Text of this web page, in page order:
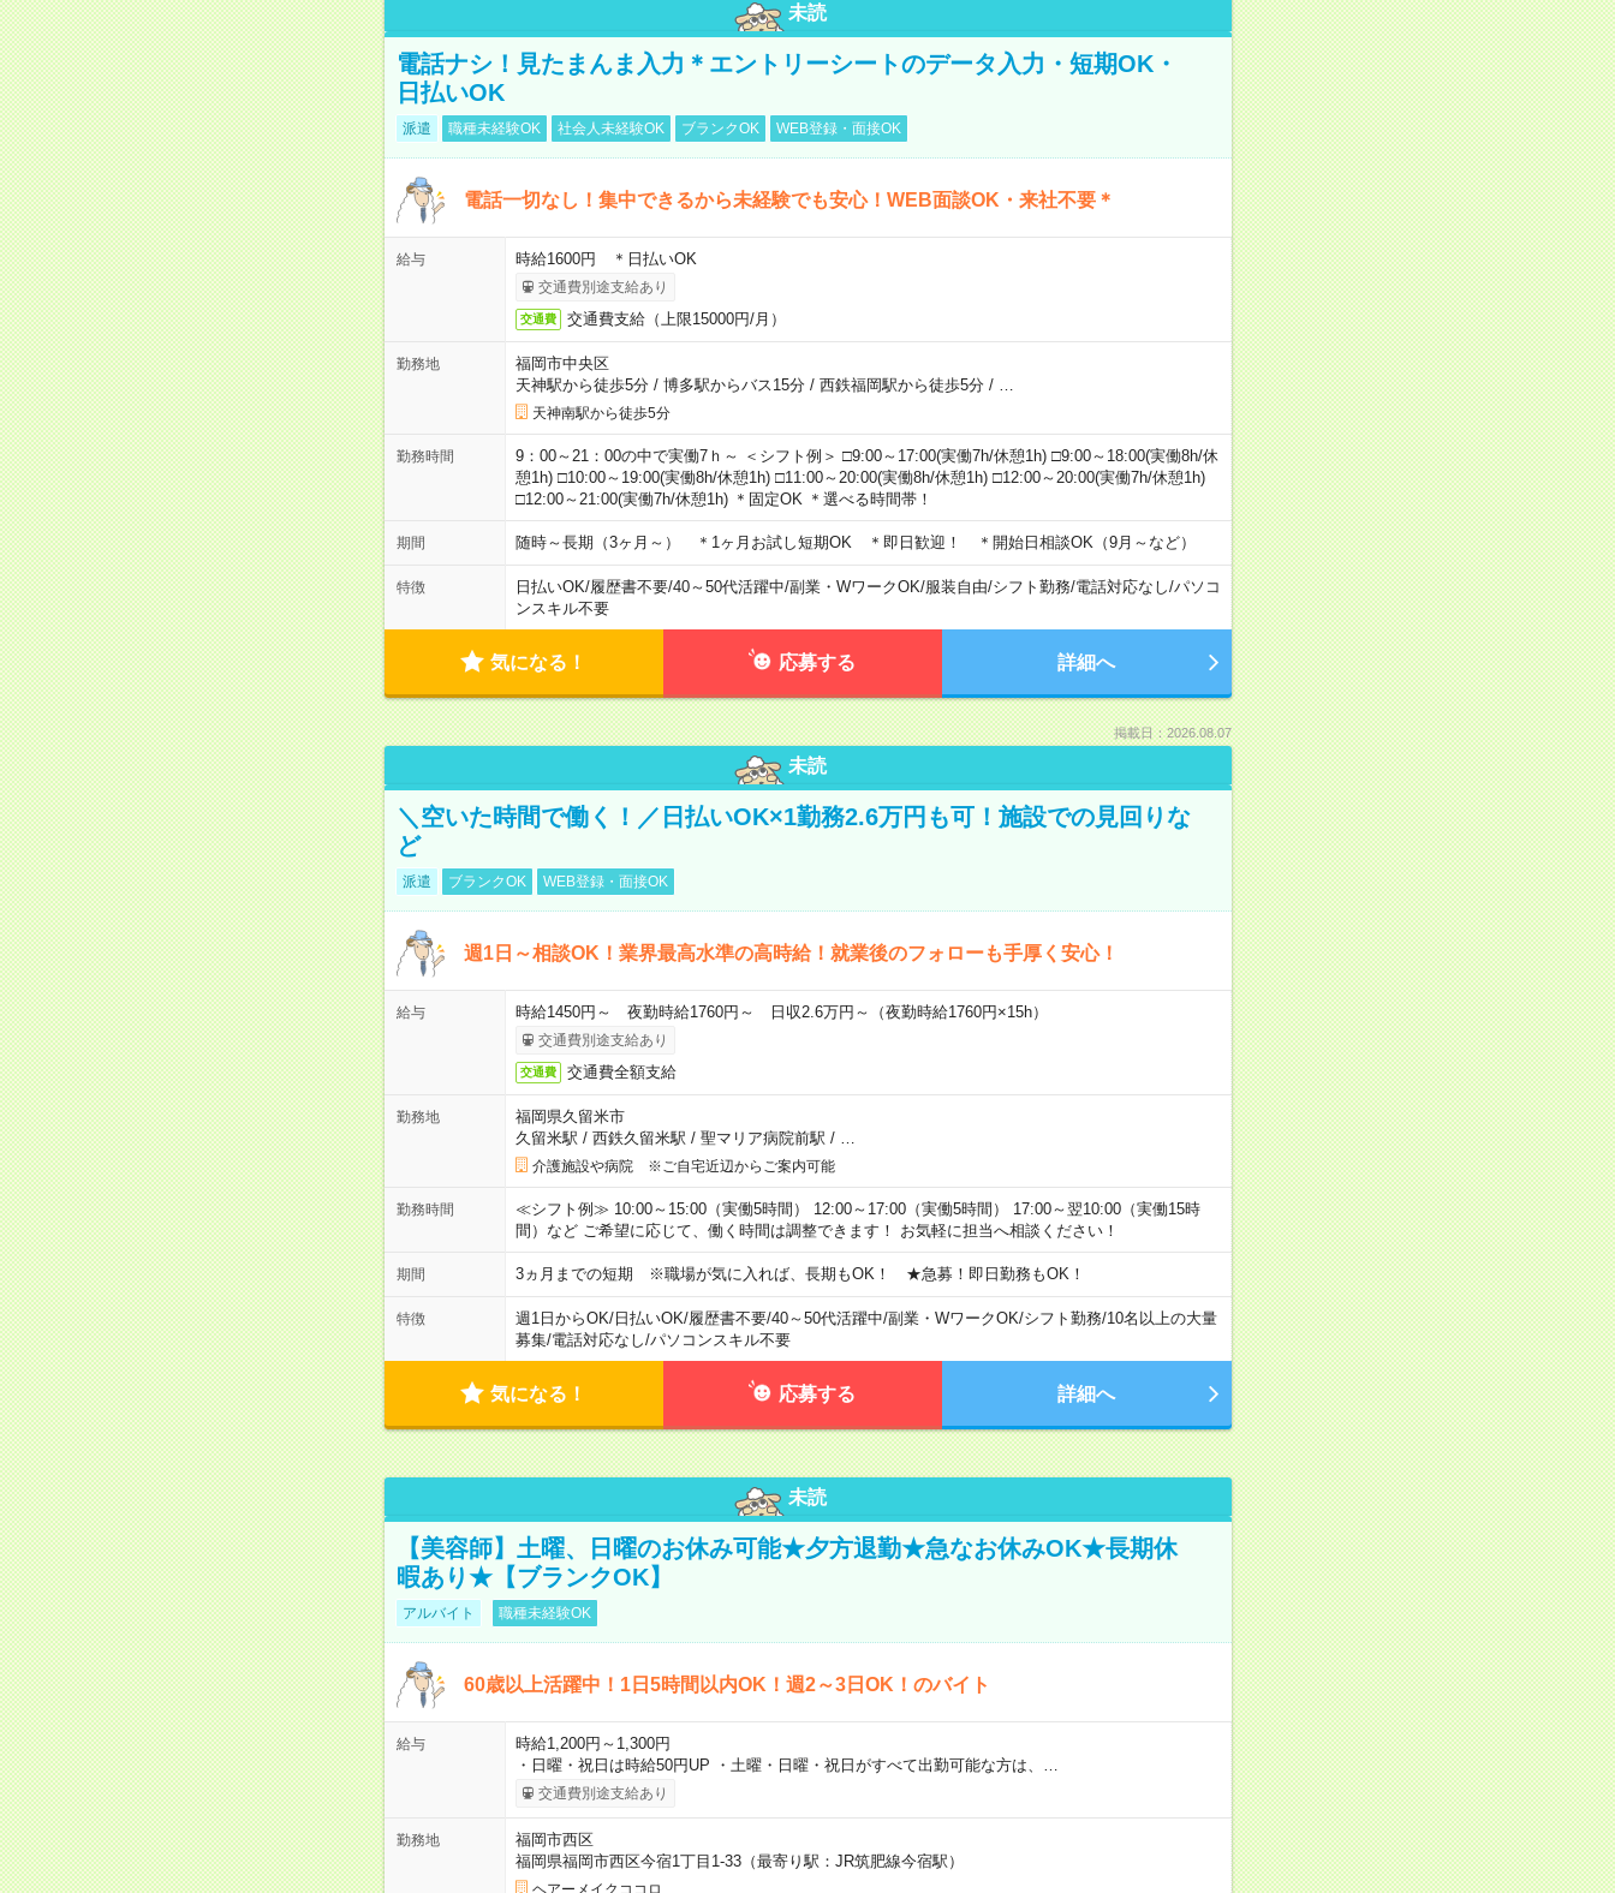
未読
電話ナシ！見たまんま入力＊エントリーシートのデータ入力・短期OK・
日払いOK
派遣 職種未経験OK 社会人未経験OK ブランクOK WEB登録・面接OK
電話一切なし！集中できるから未経験でも安心！WEB面談OK・来社不要＊
給与 時給1600円 ＊日払いOK
交通費別途支給あり
交通費 交通費支給（上限15000円/月）
勤務地
福岡市中央区
天神駅から徒歩5分/ 博多駅からバス15分/ 西鉄福岡駅から徒歩5分/
天神南駅から徒歩5分
勤務時間
9：00～21：00の中で実働7ｈ～ ＜シフト例＞ □9:00～17:00(実働7h/休憩1h) □9:00～18:00(実働8h/休
憩1h) □10:00～19:00(実働8h/休憩1h) □11:00～20:00(実働8h/休憩1h) □12:00～20:00(実働7h/休憩1h)
□12:00～21:00(実働7h/休憩1h) ＊固定OK ＊選べる時間帯！
期間 随時～長期（3ヶ月～） ＊1ヶ月お試し短期OK ＊即日歓迎！ ＊開始日相談OK（9月～など）
特徴 日払いOK/履歴書不要/40～50代活躍中/副業・WワークOK/服装自由/シフト勤務/電話対応なし/パソコ
ンスキル不要
気になる！ 応募する 詳細へ
掲載日：2026.08.07
未読
＼空いた時間で働く！／日払いOK×1勤務2.6万円も可！施設での見回りな
ど
派遣 ブランクOK WEB登録・面接OK
週1日～相談OK！業界最高水準の高時給！就業後のフォローも手厚く安心！
給与 時給1450円～ 夜勤時給1760円～ 日収2.6万円～（夜勤時給1760円×15h）
交通費別途支給あり
交通費 交通費全額支給
勤務地
福岡県久留米市
久留米駅 / 西鉄久留米駅 / 聖マリア病院前駅 /
介護施設や病院 ※ご自宅近辺からご案内可能
勤務時間
≪シフト例≫ 10:00～15:00（実働5時間） 12:00～17:00（実働5時間） 17:00～翌10:00（実働15時
間）など ご希望に応じて、働く時間は調整できます！ お気軽に担当へ相談ください！
期間 3ヵ月までの短期 ※職場が気に入れば、長期もOK！ ★急募！即日勤務もOK！
特徴 週1日からOK/日払いOK/履歴書不要/40～50代活躍中/副業・WワークOK/シフト勤務/10名以上の大量
募集/電話対応なし/パソコンスキル不要
気になる！ 応募する 詳細へ
未読
【美容師】土曜、日曜のお休み可能★夕方退勤★急なお休みOK★長期休
暇あり★【ブランクOK】
アルバイト 職種未経験OK
60歳以上活躍中！1日5時間以内OK！週2～3日OK！のバイト
給与
時給1,200円～1,300円
・日曜・祝日は時給50円UP ・土曜・日曜・祝日がすべて出勤可能な方は、…
交通費別途支給あり
勤務地
福岡市西区
福岡県福岡市西区今宿1丁目1-33（最寄り駅：JR筑肥線今宿駅）
ヘアーメイクココロ